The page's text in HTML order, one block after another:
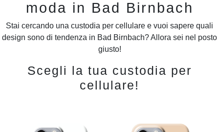
moda in Bad Birnbach
Stai cercando una custodia per cellulare e vuoi sapere quali
design sono di tendenza in Bad Birnbach? Allora sei nel posto
giusto!
Scegli la tua custodia per
cellulare!